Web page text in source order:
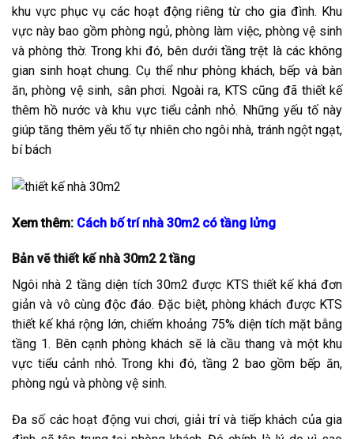
khu vực phục vụ các hoạt động riêng từ cho gia đình. Khu
vực này bao gồm phòng ngủ, phòng làm việc, phòng vệ sinh
và phòng thờ. Trong khi đó, bên dưới tầng trệt là các không
gian sinh hoạt chung. Cụ thể như phòng khách, bếp và bàn
ăn, phòng vệ sinh, sân phơi. Ngoài ra, KTS cũng đã thiết kế
thêm hồ nước và khu vực tiểu cảnh nhỏ. Những yếu tố này
giúp tăng thêm yếu tố tự nhiên cho ngôi nhà, tránh ngột ngạt,
bí bách
Xem thêm: Cách bố trí nhà 30m2 có tầng lửng
Bản vẽ thiết kế nhà 30m2 2 tầng
Ngôi nhà 2 tầng diện tích 30m2 được KTS thiết kế khá đơn
giản và vô cùng độc đáo. Đặc biệt, phòng khách được KTS
thiết kế khá rộng lớn, chiếm khoảng 75% diện tích mặt bằng
tầng 1. Bên cạnh phòng khách sẽ là cầu thang và một khu
vực tiểu cảnh nhỏ. Trong khi đó, tầng 2 bao gồm bếp ăn,
phòng ngủ và phòng vệ sinh.
Đa số các hoạt động vui chơi, giải trí và tiếp khách của gia